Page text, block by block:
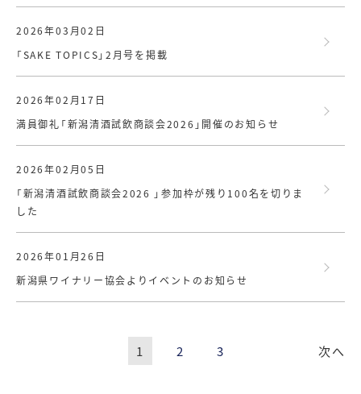
2026年03月02日
「SAKE TOPICS」2月号を掲載
2026年02月17日
満員御礼「新潟清酒試飲商談会2026」開催のお知らせ
2026年02月05日
「新潟清酒試飲商談会2026 」参加枠が残り100名を切りま
した
2026年01月26日
新潟県ワイナリー協会よりイベントのお知らせ
1 2 3 次へ